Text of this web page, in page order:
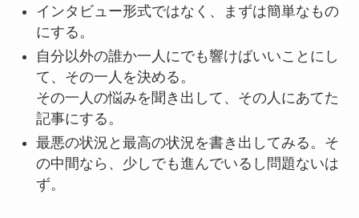
インタビュー形式ではなく、まずは簡単なもの
にする。
自分以外の誰か一人にでも響けばいいことにし
て、その一人を決める。
その一人の悩みを聞き出して、その人にあてた
記事にする。
最悪の状況と最高の状況を書き出してみる。そ
の中間なら、少しでも進んでいるし問題ないは
ず。